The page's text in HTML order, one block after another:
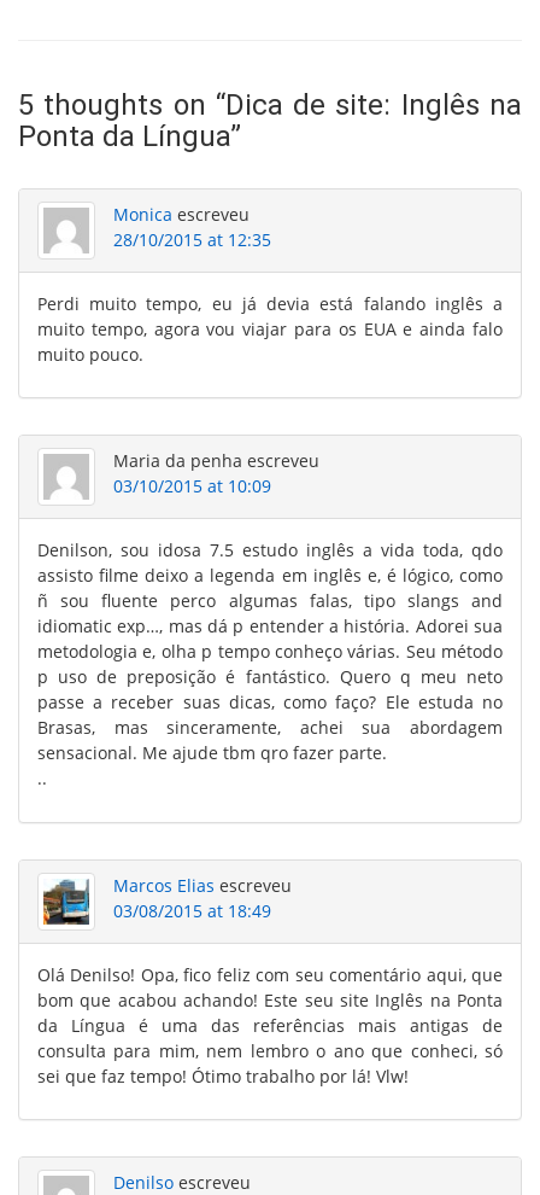
5 thoughts on “Dica de site: Inglês na
Ponta da Língua”
Monica escreveu
28/10/2015 at 12:35
Perdi muito tempo, eu já devia está falando inglês a
muito tempo, agora vou viajar para os EUA e ainda falo
muito pouco.
Maria da penha escreveu
03/10/2015 at 10:09
Denilson, sou idosa 7.5 estudo inglês a vida toda, qdo
assisto filme deixo a legenda em inglês e, é lógico, como
ñ sou fluente perco algumas falas, tipo slangs and
idiomatic exp…, mas dá p entender a história. Adorei sua
metodologia e, olha p tempo conheço várias. Seu método
p uso de preposição é fantástico. Quero q meu neto
passe a receber suas dicas, como faço? Ele estuda no
Brasas, mas sinceramente, achei sua abordagem
sensacional. Me ajude tbm qro fazer parte.
..
Marcos Elias escreveu
03/08/2015 at 18:49
Olá Denilso! Opa, fico feliz com seu comentário aqui, que
bom que acabou achando! Este seu site Inglês na Ponta
da Língua é uma das referências mais antigas de
consulta para mim, nem lembro o ano que conheci, só
sei que faz tempo! Ótimo trabalho por lá! Vlw!
Denilso escreveu